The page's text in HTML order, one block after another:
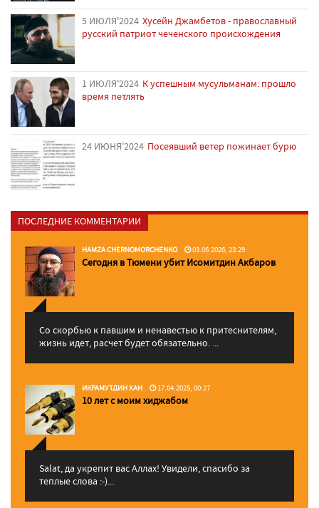
5 ИЮЛЯ'2024 Хусейн Джамбетов - православный
русский патриот чеченского происхождения
1 ИЮЛЯ'2024 К успешным мусульманам: прошло
время петлять
24 ИЮНЯ'2024 Посеявший ветер пожинает бурю
ПОСЛЕДНИЕ КОММЕНТАРИИ
HAMZA CHERNOMORCHENKO 03.06.2026, 23:29
Сегодня в Тюмени убит Исомитдин Акбаров
Со скорбью к павшим и ненавестью к притеснителям,
жизнь идет, расчет будет обязательно. ...
ИКРАМУТДИН ХАН 17.04.2025, 00:27
10 лет с моим хиджабом
Salat, да укрепит вас Аллаx! Увидели, спасибо за
теплые слова :-)...